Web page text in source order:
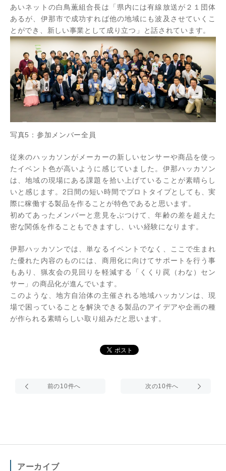
あいネットの白鳥薫組合長は「県内には有線放送が２１団体
あるが、伊那市で成功すれば他の地域にも波及させていくこ
とができ、新しい事業として成り立つ」と話されています。
写真5：参加メンバー全員
従来のハッカソンがメーカーの新しいセンサーや商品を使っ
たイベント色が高いように感じていました。伊那ハッカソン
は、地域の現場にある課題を拾い上げていることが素晴らし
いと感じます。2日間の短い時間でプロトタイプとしても、実
際に稼働する製品を作ることが特色であると思います。
初めてあったメンバーと意見をぶつけて、年齢の差を超えた
密な関係を作ることもできますし、いい経験になります。
伊那ハッカソンでは、単なるイベントでなく、ここで生まれ
た優れた内容のものには、商用化に向けてサポートを行う事
もあり、猟友会の見回りを軽減する「くくり罠（わな）セン
サー」の商品化が進んでいます。
このような、地方自治体の主催される地域ハッカソンは、現
場で困っていることを解決できる製品のアイデアや企画の種
が作られる素晴らしい取り組みだと思います。
アーカイブ